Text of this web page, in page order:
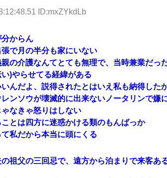
ID:mxZYkdLb
からん
で月の半分も家にいない
の介護なんてとても無理で、当時兼業だっ
)やらせてる経緯がある
んだよ、説得されたとはいえ私も納得した
ンソウが壊滅的に出来ないノータリンで嫌
なきゃ怒りはしない
とは四方に迷惑かける類のもんばっか
私だから本当に頭にくる
祖父の三回忌で、遠方から泊まりで来客あ